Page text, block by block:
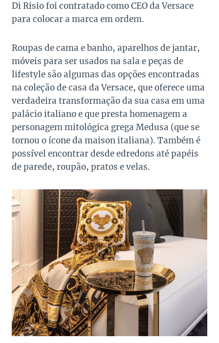
Di Risio foi contratado como CEO da Versace
para colocar a marca em ordem.
Roupas de cama e banho, aparelhos de jantar,
móveis para ser usados na sala e peças de
lifestyle são algumas das opções encontradas
na coleção de casa da Versace, que oferece uma
verdadeira transformação da sua casa em uma
palácio italiano e que presta homenagem a
personagem mitológica grega Medusa (que se
tornou o ícone da maison italiana). Também é
possível encontrar desde edredons até papéis
de parede, roupão, pratos e velas.